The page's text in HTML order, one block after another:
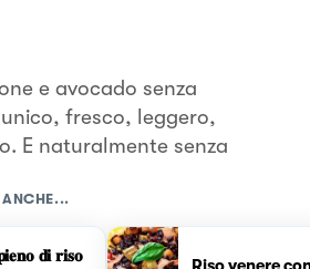
e avocado senza
fresco, leggero,
E naturalmente senza
ANCHE...
𝐝𝐢 𝐫𝐢𝐬𝐨